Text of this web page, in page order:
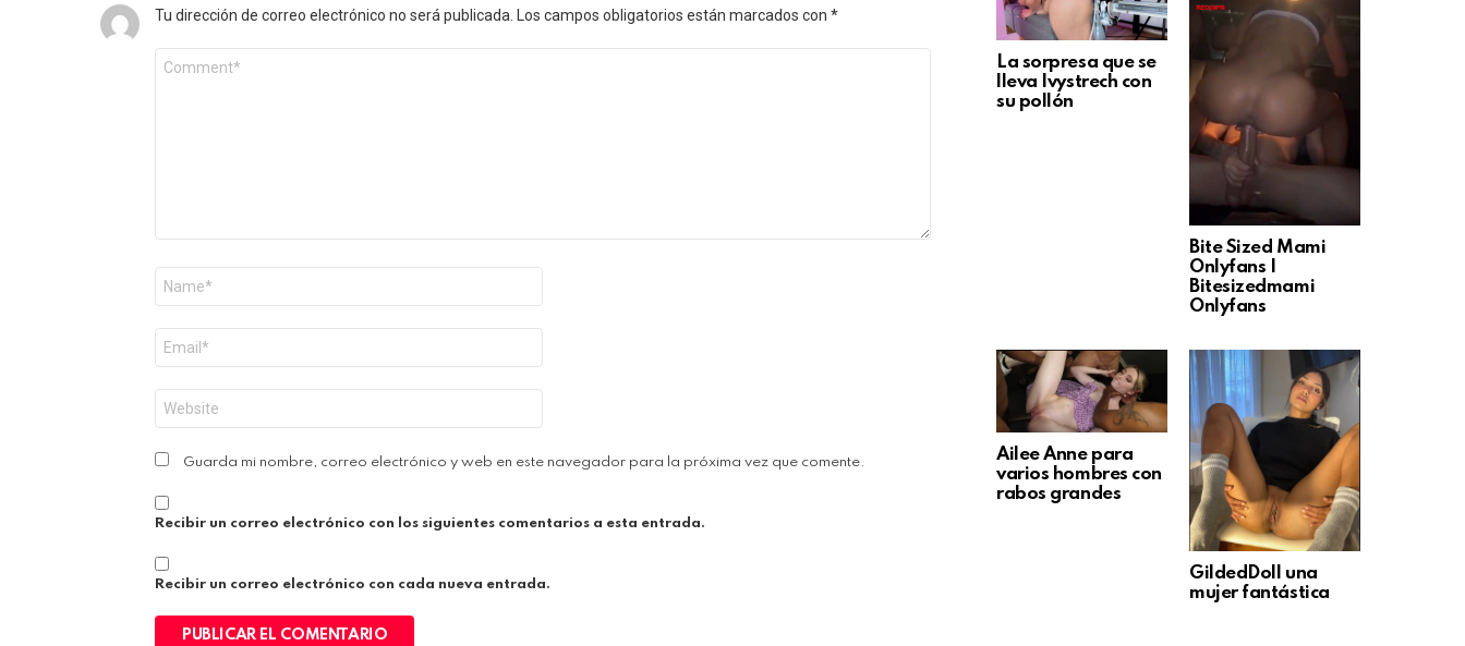
Tu dirección de correo electrónico no será publicada. Los campos obligatorios están marcados con *
electrónico
*
Guarda mi nombre, correo electrónico y web en este navegador para la próxima vez que comente.
Recibir un correo electrónico con los siguientes comentarios a esta entrada.
Recibir un correo electrónico con cada nueva entrada.
La sorpresa que se
lleva Ivystrech con
su pollón
Bite Sized Mami
Onlyfans |
Bitesizedmami
Onlyfans
Ailee Anne para
varios hombres con
rabos grandes
GildedDoll una
mujer fantástica